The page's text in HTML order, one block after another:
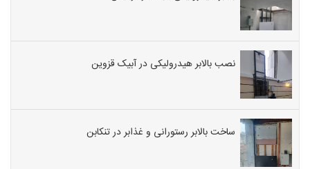
نصب بالابر هیدرولیکی در آبیک قزوین
ساخت بالابر رستورانی و غذابر در تنکابن